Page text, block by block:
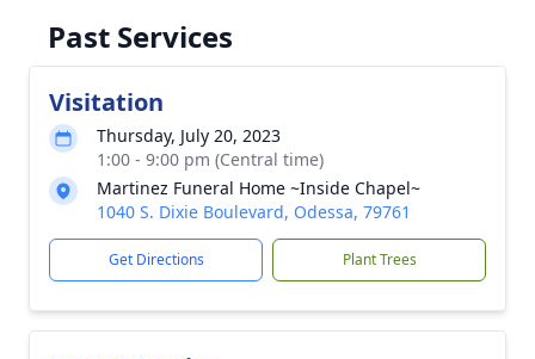
Past Services
Visitation
Thursday, July 20, 2023
1:00 - 9:00 pm (Central time)
Martinez Funeral Home ~Inside Chapel~
1040 S. Dixie Boulevard, Odessa, 79761
Get Directions Plant Trees